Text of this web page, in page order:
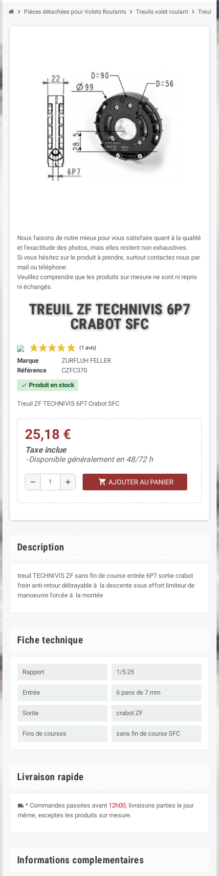
chevron_right Pièces détachées pour Volets Roulants chevron_right Treuils volet roulant chevron_right Treuil
Nous faisons de notre mieux pour vous satisfaire quant à la qualité
et l'exactitude des photos, mais elles restent non exhaustives.
Si vous hésitez sur le produit à prendre, surtout contactez nous par
mail ou téléphone.
Veuillez comprendre que les produits sur mesure ne sont ni repris
ni échangés.
TREUIL ZF TECHNIVIS 6P7
CRABOT SFC
Marque
ZURFLUH FELLER
Référence
CZFC370
check Produit en stock
Treuil ZF TECHNIVIS 6P7 Crabot SFC
25,18 €
Taxe inclue
Disponible généralement en 48/72 h
remove add shopping_cart AJOUTER AU PANIER
Description
treuil TECHNIVIS ZF sans fin de course entrée 6P7 sortie crabot
frein anti-retour débrayable à la descente sous effort limiteur de
manoeuvre forcée à la montée
Fiche technique
Rapport 1/5.25
Entrée 6 pans de 7 mm
Sortie crabot ZF
Fins de courses sans fin de course SFC
Livraison rapide
local_shipping * Commandes passées avant 12h00, livraisons parties le jour
même, exceptés les produits sur mesure.
Informations complementaires